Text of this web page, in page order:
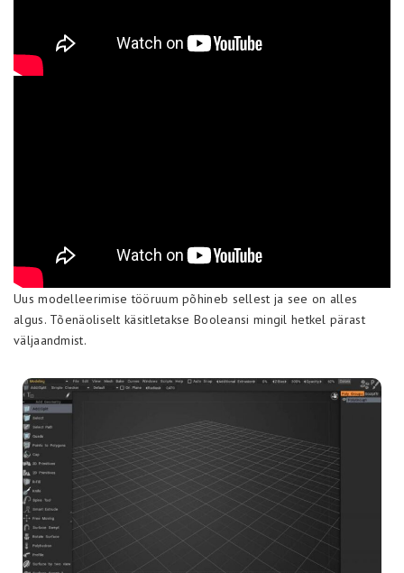
Uus modelleerimise tööruum põhineb sellest ja see on alles
algus. Tõenäoliselt käsitletakse Booleansi mingil hetkel pärast
väljaandmist.